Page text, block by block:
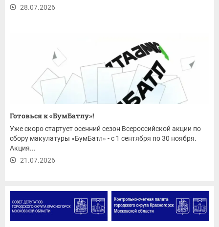
28.07.2026
Готовься к «БумБатлу»!
Уже скоро стартует осенний сезон Всероссийской акции по
сбору макулатуры «БумБатл» - с 1 сентября по 30 ноября.
Акция...
21.07.2026